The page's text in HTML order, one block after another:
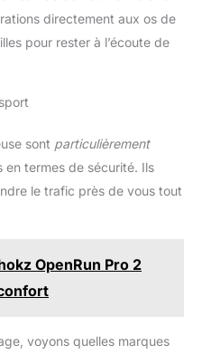
directement aux os de
pour rester à l’écoute de
sont particulièrement
termes de sécurité. Ils
le trafic près de vous tout
OpenRun Pro 2
voyons quelles marques